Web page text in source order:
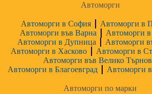
Автоморги
Автоморги в София
Автоморги в
Автоморги във Варна
Автоморги
Автоморги в Дупница
Автоморги
Автоморги в Хасково
Автоморги в
Автоморги във Велико
Автоморги в Благоевград
Автоморги
Автоморги по марки